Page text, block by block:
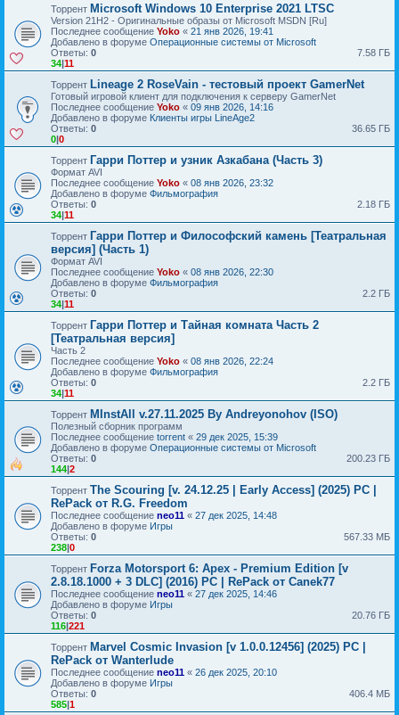
Торрент Microsoft Windows 10 Enterprise 2021 LTSC
Version 21H2 - Оригинальные образы от Microsoft MSDN [Ru]
Последнее сообщение Yoko « 21 янв 2026, 19:41
Добавлено в форуме Операционные системы от Microsoft
Ответы: 0
34|11
7.58 ГБ
Торрент Lineage 2 RoseVain - тестовый проект GamerNet
Готовый игровой клиент для подключения к серверу GamerNet
Последнее сообщение Yoko « 09 янв 2026, 14:16
Добавлено в форуме Клиенты игры LineAge2
Ответы: 0
0|0
36.65 ГБ
Торрент Гарри Поттер и узник Азкабана (Часть 3)
Формат AVI
Последнее сообщение Yoko « 08 янв 2026, 23:32
Добавлено в форуме Фильмография
Ответы: 0
34|11
2.18 ГБ
Торрент Гарри Поттер и Философский камень [Театральная
версия] (Часть 1)
Формат AVI
Последнее сообщение Yoko « 08 янв 2026, 22:30
Добавлено в форуме Фильмография
Ответы: 0
34|11
2.2 ГБ
Торрент Гарри Поттер и Тайная комната Часть 2
[Театральная версия]
Часть 2
Последнее сообщение Yoko « 08 янв 2026, 22:24
Добавлено в форуме Фильмография
Ответы: 0
34|11
2.2 ГБ
Торрент MInstAll v.27.11.2025 By Andreyonohov (ISO)
Полезный сборник программ
Последнее сообщение torrent « 29 дек 2025, 15:39
Добавлено в форуме Операционные системы от Microsoft
Ответы: 0
144|2
200.23 ГБ
Торрент The Scouring [v. 24.12.25 | Early Access] (2025) PC |
RePack от R.G. Freedom
Последнее сообщение neo11 « 27 дек 2025, 14:48
Добавлено в форуме Игры
Ответы: 0
238|0
567.33 МБ
Торрент Forza Motorsport 6: Apex - Premium Edition [v
2.8.18.1000 + 3 DLC] (2016) PC | RePack от Canek77
Последнее сообщение neo11 « 27 дек 2025, 14:46
Добавлено в форуме Игры
Ответы: 0
116|221
20.76 ГБ
Торрент Marvel Cosmic Invasion [v 1.0.0.12456] (2025) PC |
RePack от Wanterlude
Последнее сообщение neo11 « 26 дек 2025, 20:10
Добавлено в форуме Игры
Ответы: 0
585|1
406.4 МБ